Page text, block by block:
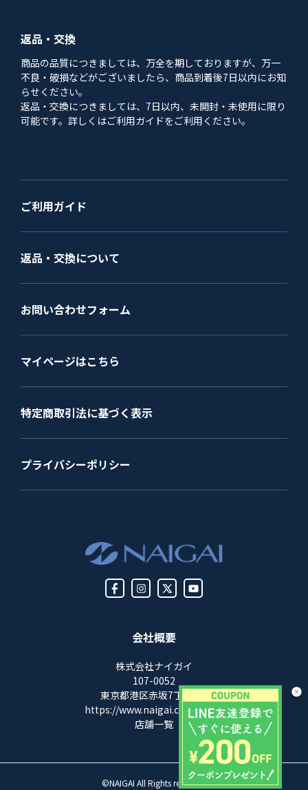
会社概要
株式会社ナイガイ
107-0052
東京都港区赤坂7丁目8-5
https://www.naigai.co.jp/corp/
店舗一覧
返品・交換
商品の品質につきましては、万全を期しておりますが、万一
不良・破損などがございましたら、商品到着後7日以内にお知
らせください。
返品・交換につきましては、7日以内、未開封・未使用に限り
可能です。詳しくはご利用ガイドをご利用ください。
ご利用ガイド
返品・交換について
お問い合わせフォーム
マイページはこちら
特定商取引法に基づく表示
プライバシーポリシー
©NAIGAI All Rights reserved.